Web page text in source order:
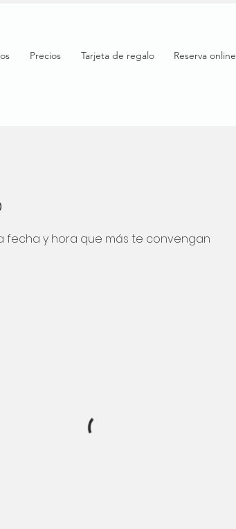
Precios Tarjeta de regalo Reserva online
fecha y hora que más te convengan